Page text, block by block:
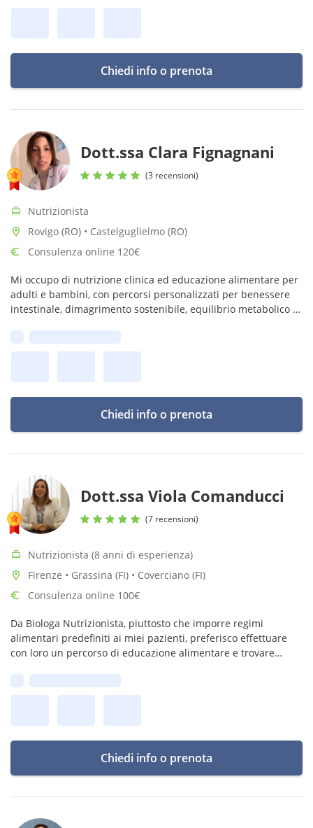
Chiedi info o prenota
Dott.ssa Clara Fignagnani
(3 recensioni)
Nutrizionista
Rovigo (RO) • Castelguglielmo (RO)
Consulenza online 120€
Mi occupo di nutrizione clinica ed educazione alimentare per
adulti e bambini, con percorsi personalizzati per benessere
intestinale, dimagrimento sostenibile, equilibrio metabolico e
Chiedi info o prenota
Dott.ssa Viola Comanducci
(7 recensioni)
Nutrizionista (8 anni di esperienza)
Firenze • Grassina (FI) • Coverciano (FI)
Consulenza online 100€
Da Biologa Nutrizionista, piuttosto che imporre regimi
alimentari predefiniti ai miei pazienti, preferisco effettuare
con loro un percorso di educazione alimentare e trovare
Chiedi info o prenota